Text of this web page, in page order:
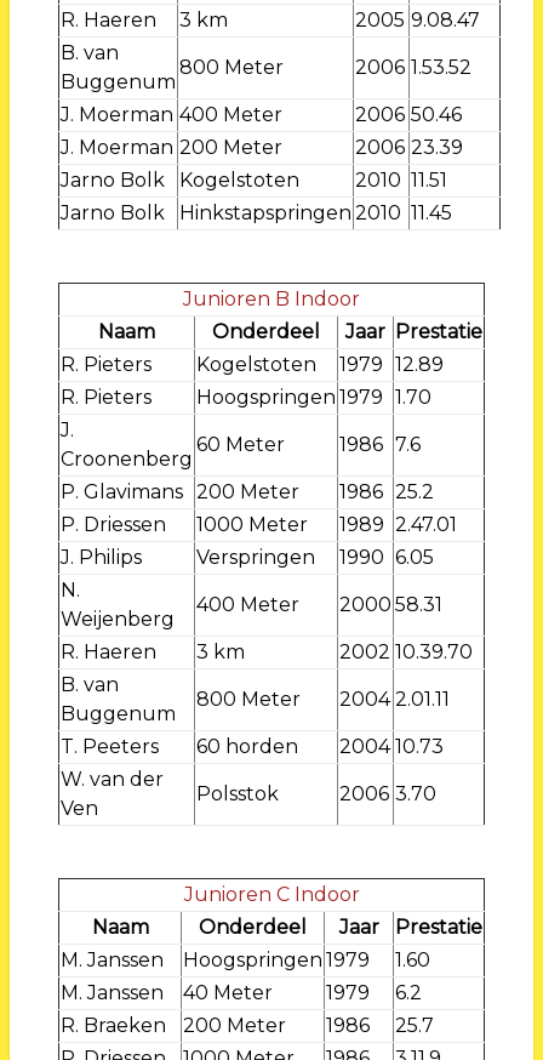
R. Haeren 3 km 2005 9.08.47
B. van
Buggenum
800 Meter 2006 1.53.52
J. Moerman 400 Meter 2006 50.46
J. Moerman 200 Meter 2006 23.39
Jarno Bolk
Kogelstoten 2010 11.51
Jarno Bolk
Hinkstapspringen 2010 11.45
Junioren B Indoor
Naam
Onderdeel Jaar Prestatie
R. Pieters
Kogelstoten 1979 12.89
R. Pieters
Hoogspringen 1979 1.70
J.
Croonenberg
60 Meter 1986 7.6
P. Glavimans 200 Meter 1986 25.2
P. Driessen
1000 Meter 1989 2.47.01
J. Philips
Verspringen 1990 6.05
N.
Weijenberg
400 Meter 2000 58.31
R. Haeren 3 km 2002 10.39.70
B. van
Buggenum
800 Meter 2004 2.01.11
T. Peeters 60 horden 2004 10.73
W. van der
Ven
Polsstok 2006 3.70
Junioren C Indoor
Naam
Onderdeel Jaar
Prestatie
M. Janssen
Hoogspringen 1979
1.60
M. Janssen
40 Meter 1979
6.2
R. Braeken
200 Meter 1986
25.7